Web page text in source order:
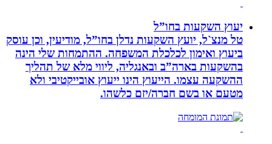
יעוץ השקעות בחו”ל
טל מנצ`ל, יועץ השקעות נדלן בחו”ל, מודיעין, וכן עוסק
ביעוץ ואימון לכלכלת המשפחה. ההתמחות שלי הינה
בהשקעות בארה”ב ובאנגליה, ליווי מלא של תהליך
ההשקעה עצמו. הייעוץ הינו ייעוץ אובייקטיבי ולא
מטעם או בשם חברה/יזם כלשהו.